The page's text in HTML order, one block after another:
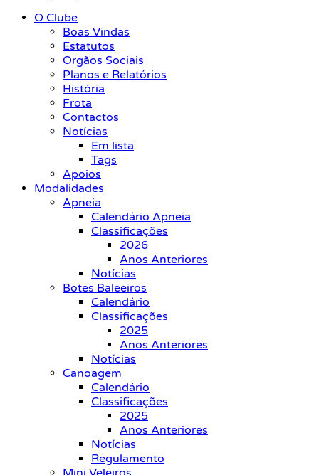
O Clube
Boas Vindas
Estatutos
Orgãos Sociais
Planos e Relatórios
História
Frota
Contactos
Notícias
Em lista
Tags
Apoios
Modalidades
Apneia
Calendário Apneia
Classificações
2026
Anos Anteriores
Notícias
Botes Baleeiros
Calendário
Classificações
2025
Anos Anteriores
Notícias
Canoagem
Calendário
Classificações
2025
Anos Anteriores
Notícias
Regulamento